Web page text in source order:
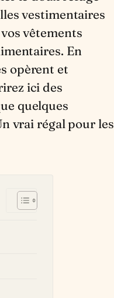
vestimentaires
vêtements
En
opèrent et
ici des
quelques
vrai régal pour les